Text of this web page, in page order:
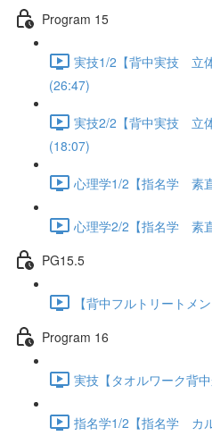
Program 15
実技1/2【背中実技 立
(26:47)
実技2/2【背中実技 立
(18:07)
心理学1/2【指名学 素
心理学2/2【指名学 素
PG15.5
【背中フルトリートメ
Program 16
実技【タオルワーク背
指名学1/2【指名学 カ